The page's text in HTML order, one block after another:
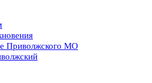
Приволжского МО